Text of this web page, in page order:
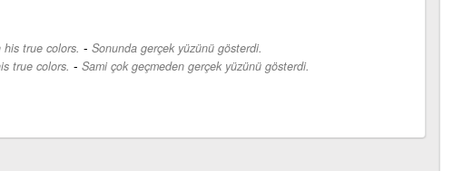
true colors. - Sonunda gerçek yüzünü gösterdi.
true colors. - Sami çok geçmeden gerçek yüzünü gösterdi.